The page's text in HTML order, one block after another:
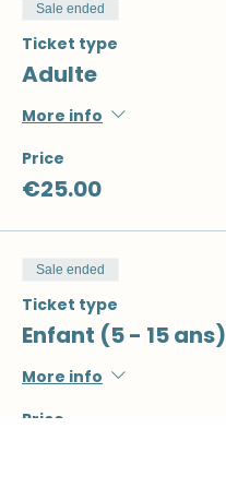
Sale ended
Ticket type
Adulte
More info
Price
€25.00
Sale ended
Ticket type
Enfant (5 - 15 ans)
More info
Price